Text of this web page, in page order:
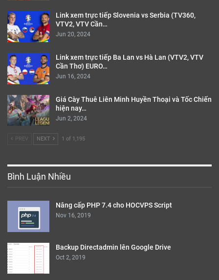
Link xem trực tiếp Slovenia vs Serbia (TV360,
VTV2, VTV Cần…
Jun 20, 2024
Link xem trực tiếp Ba Lan vs Hà Lan (VTV2, VTV
Cần Thơ) EURO…
Jun 16, 2024
Giá Cày Thuê Liên Minh Huyền Thoại và Tốc Chiến
hiện nay…
Jun 2, 2024
PREV NEXT 1 of 1,195
Bình Luận Nhiều
Nâng cấp PHP 7.4 cho HOCVPS Script
Nov 16, 2019
Backup Directadmin lên Google Drive
Oct 2, 2019